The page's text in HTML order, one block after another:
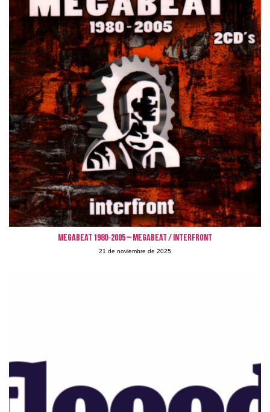
Megabeat 1980‑2005 – Megabeat / Interfront
21 de noviembre de 2025